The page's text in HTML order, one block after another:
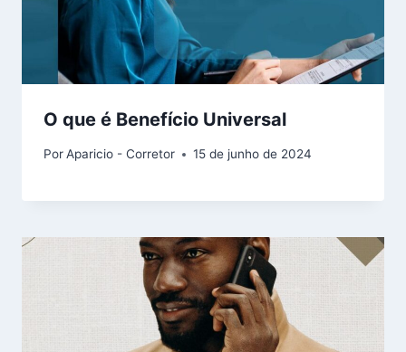
O que é Benefício Universal
PorAparicio - Corretor 15 de junho de 2024